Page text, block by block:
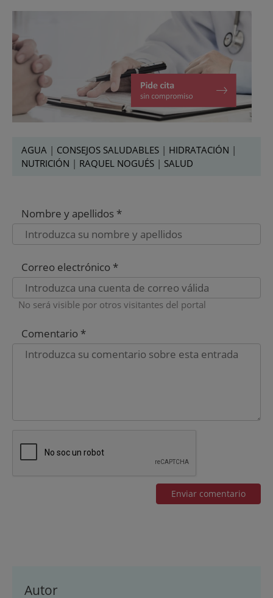
AGUA | CONSEJOS SALUDABLES | HIDRATACIÓN |
NUTRICIÓN | RAQUEL NOGUÉS | SALUD
Nombre y apellidos *
Correo electrónico *
No será visible por otros visitantes del portal
Comentario *
Autor